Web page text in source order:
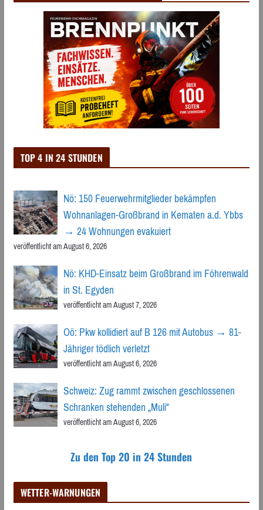
TOP 4 IN 24 STUNDEN
Nö: 150 Feuerwehrmitglieder bekämpfen
Wohnanlagen-Großbrand in Kematen a.d. Ybbs
→ 24 Wohnungen evakuiert
veröffentlicht am August 6, 2026
Nö: KHD-Einsatz beim Großbrand im Föhrenwald
in St. Egyden
veröffentlicht am August 7, 2026
Oö: Pkw kollidiert auf B 126 mit Autobus → 81-
Jähriger tödlich verletzt
veröffentlicht am August 6, 2026
Schweiz: Zug rammt zwischen geschlossenen
Schranken stehenden „Muli“
veröffentlicht am August 6, 2026
Zu den Top 20 in 24 Stunden
WETTER-WARNUNGEN